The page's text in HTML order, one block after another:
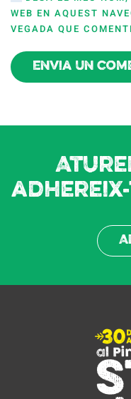
WEB EN AQUEST
VEGADA QUE
Envia un